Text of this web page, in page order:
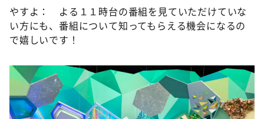
やすよ： よる１１時台の番組を見ていただけていな
い方にも、番組について知ってもらえる機会になるの
で嬉しいです！